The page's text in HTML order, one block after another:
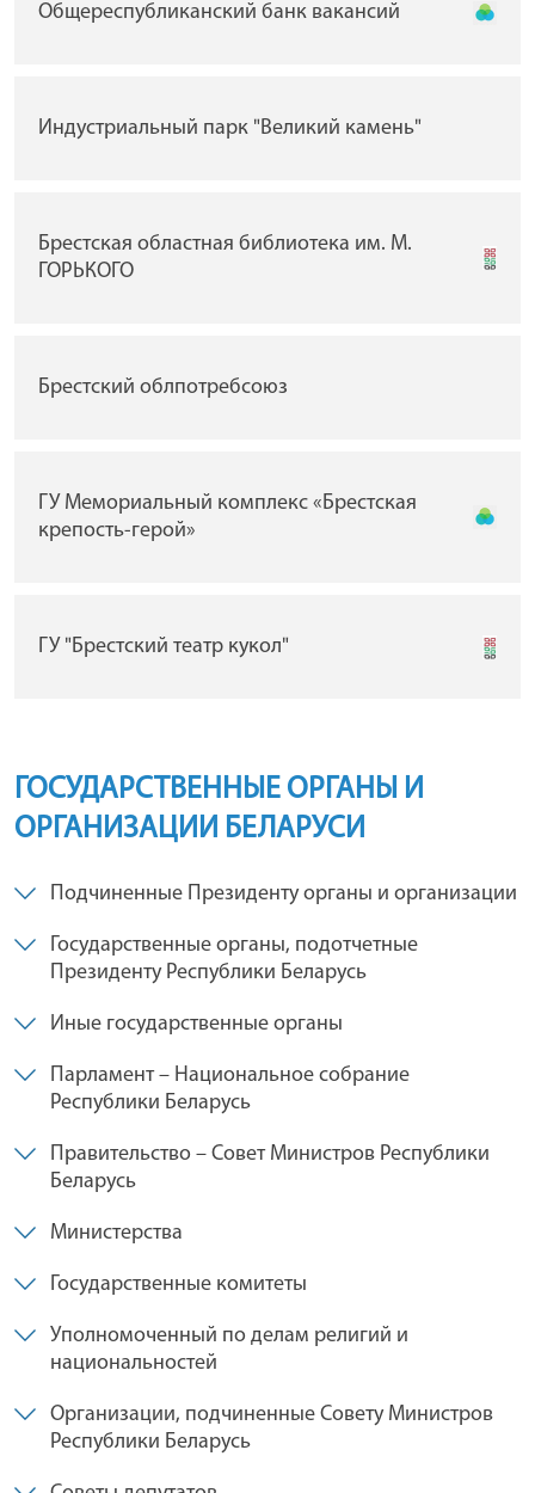
Общереспубликанский банк вакансий
Индустриальный парк "Великий камень"
Брестская областная библиотека им. М.
ГОРЬКОГО
Брестский облпотребсоюз
ГУ Мемориальный комплекс «Брестская
крепость-герой»
ГУ "Брестский театр кукол"
ГОСУДАРСТВЕННЫЕ ОРГАНЫ И
ОРГАНИЗАЦИИ БЕЛАРУСИ
Подчиненные Президенту органы и организации
Государственные органы, подотчетные
Президенту Республики Беларусь
Иные государственные органы
Парламент – Национальное собрание
Республики Беларусь
Правительство – Совет Министров Республики
Беларусь
Министерства
Государственные комитеты
Уполномоченный по делам религий и
национальностей
Организации, подчиненные Совету Министров
Республики Беларусь